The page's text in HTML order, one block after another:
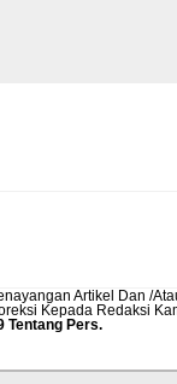
Artikel Dan /
Kepada Redaksi
Tentang Pers.